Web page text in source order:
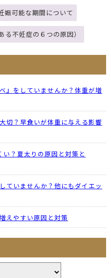
娠可能な期間について
不妊症の６つの原因）
』をしていませんか？体重が増
切？早食いが体重に与える影響
？夏太りの原因と対策と
ていませんか？他にもダイエッ
えやすい原因と対策